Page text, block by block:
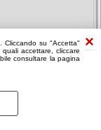
Cliccando su "Accetta"
accettare, cliccare
consultare la pagina